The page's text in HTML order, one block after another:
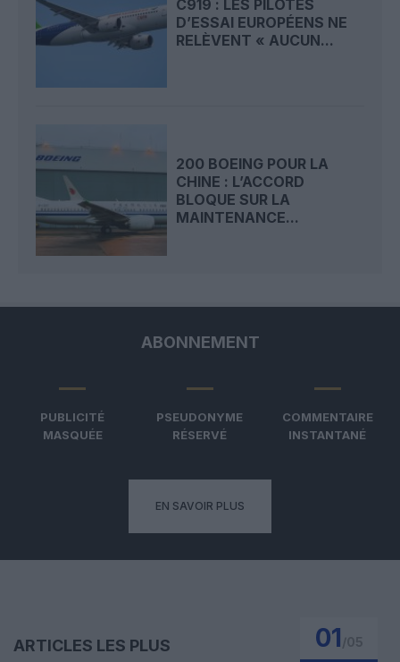
C919 : LES PILOTES
D’ESSAI EUROPÉENS NE
RELÈVENT « AUCUN...
200 BOEING POUR LA
CHINE : L’ACCORD
BLOQUE SUR LA
MAINTENANCE...
ABONNEMENT
PUBLICITÉ
MASQUÉE
PSEUDONYME
RÉSERVÉ
COMMENTAIRE
INSTANTANÉ
EN SAVOIR PLUS
ARTICLES LES PLUS
01